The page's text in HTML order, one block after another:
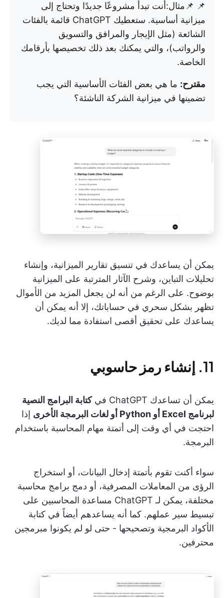
📌 📌مثال:أنت تبدأ مشروعًا جديدًا وتحتاج إلى
ميزانية أساسية. ستعطيك ChatGPT قائمة بالفئات
الشائعة (مثل الإيجار والمرافق والتسويق
والرواتب)، والتي يمكنك بعد ذلك تخصيصها بأرقامك
الخاصة.
مقترح: ما هي بعض الفئات الأساسية التي يجب
تضمينها في ميزانية الشركة الناشئة؟
يمكن أن يساعدك في تنسيق تقارير الميزانية، وإنشاء
تحليلات التباين، وشرح الآثار المترتبة على الميزانية
بوضوح. على الرغم من أنه لن يجعل المزيد من الأموال
تظهر بشكل سحري في حساباتك، إلا أنه يمكن أن
يساعدك على تحقيق أقصى استفادة مما لديك.
11. إنشاء رمز حاسوبي
يمكن أن تساعدك ChatGPT في
كتابة البرامج النصية
لبرنامج Excel أو Python أو لغات البرمجة الأخرى
إذا
احتجت في أي وقت إلى أتمتة مهام المحاسبة باستخدام
البرمجة.
سواء أكنت تقوم بأتمتة إدخال البيانات، أو استخراج
الرؤى من المعاملات المصرفية، أو دمج برامج محاسبة
مختلفة، يمكن لـ ChatGPT مساعدة المحاسبين على
تبسيط سير عملهم. كما أنه يساعدهم أيضاً في كتابة
الأكواد البرمجية وتصحيحها - حتى لو لم يكونوا مبرمجين
محترفين.